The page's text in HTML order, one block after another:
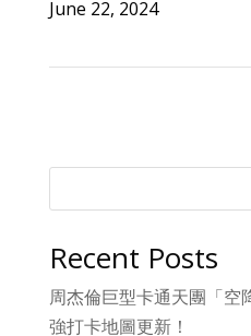
June 22, 2024
Recent Posts
周杰倫巨型卡通天團「空
強打卡地圖更新！